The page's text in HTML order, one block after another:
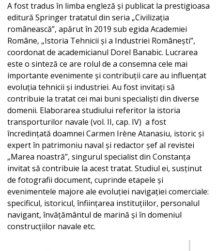
A fost tradus în limba engleză și publicat la prestigioasa
editură Springer tratatul din seria „Civilizația
românească”, apărut în 2019 sub egida Academiei
Române, „Istoria Tehnicii și a Industriei Românești”,
coordonat de academicianul Dorel Banabic. Lucrarea
este o sinteză ce are rolul de a consemna cele mai
importante evenimente și contribuții care au influențat
evoluția tehnicii și industriei. Au fost invitați să
contribuie la tratat cei mai buni specialiști din diverse
domenii. Elaborarea studiului referitor la istoria
transporturilor navale (vol. II, cap. IV) a fost
încredințată doamnei Carmen Irène Atanasiu, istoric și
expert în patrimoniu naval și redactor șef al revistei
„Marea noastră”, singurul specialist din Constanța
invitat să contribuie la acest tratat. Studiul ei, susținut
de fotografii document, cuprinde etapele și
evenimentele majore ale evoluției navigației comerciale:
specificul, istoricul, înființarea instituțiilor, personalul
navigant, învățământul de marină și în domeniul
construcțiilor navale etc.